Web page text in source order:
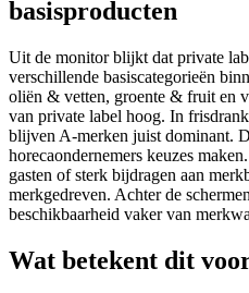
basisproducten
Uit de monitor blijkt dat private
verschillende basiscategorieën
oliën & vetten, groente & fruit en
van private label hoog. In
blijven A-merken juist dominant.
horecaondernemers keuzes
gasten of sterk bijdragen aan
merkgedreven. Achter de
beschikbaarheid vaker van
Wat betekent dit